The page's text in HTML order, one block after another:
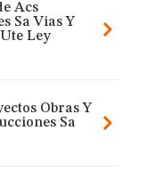
Acs
Sa Vias Y
Ley
Obras Y
Sa